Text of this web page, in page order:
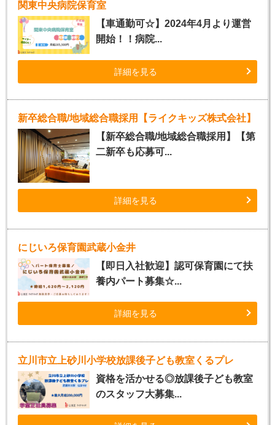
関東中央病院保育室
【車通勤可☆】2024年4月より運営
開始！！病院...
詳細を見る
新卒総合職/地域総合職採用【ライクキッズ株式会社】
【新卒総合職/地域総合職採用】【第
二新卒も応募可...
詳細を見る
にじいろ保育園武蔵小金井
【即日入社歓迎】認可保育園にて扶
養内パート募集☆...
詳細を見る
立川市立上砂川小学校放課後子ども教室くるプレ
資格を活かせる◎放課後子ども教室
のスタッフ大募集...